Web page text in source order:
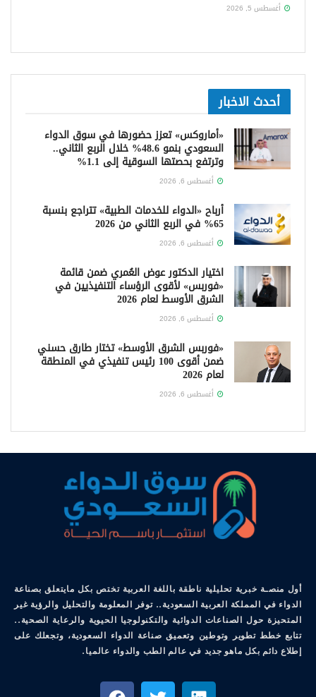
أغسطس 5, 2026
أحدث الاخبار
«أماروكس» تعزز حضورها في سوق الدواء
السعودي بنمو 48.6% خلال الربع الثاني..
وترتفع بحصتها السوقية إلى 1.1%
أغسطس 6, 2026
أرباح «الدواء للخدمات الطبية» تتراجع بنسبة
65% في الربع الثاني من 2026
أغسطس 6, 2026
اختيار الدكتور عوض العُمري ضمن قائمة
«فوربس» لأقوى الرؤساء التنفيذيين في
الشرق الأوسط لعام 2026
أغسطس 6, 2026
«فوربس الشرق الأوسط» تختار طارق حسني
ضمن أقوى 100 رئيس تنفيذي في المنطقة
لعام 2026
أغسطس 6, 2026
أول منصـة خبرية تحليلية ناطقة باللغة العربية تختص بكل مايتعلق بصناعة
الدواء في المملكة العربية السعودية.. توفر المعلومة والتحليل والرؤية غير
المتحيزة حول الصناعات الدوائية والتكنولوجيا الحيوية والرعاية الصحية..
تتابع خطط تطوير وتوطين وتعميق صناعة الدواء السعودية، وتجعلك على
إطلاع دائم بكل ماهو جديد في عالم الطب والدواء عالميا.